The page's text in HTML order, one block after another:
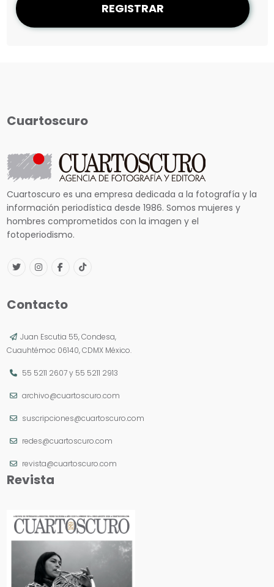
REGISTRAR
Cuartoscuro
Cuartoscuro es una empresa dedicada a la fotografía y la
información periodística desde 1986. Somos mujeres y
hombres comprometidos con la imagen y el
fotoperiodismo.
Contacto
Juan Escutia 55, Condesa,
Cuauhtémoc 06140, CDMX México.
55 5211 2607y 55 5211 2913
archivo@cuartoscuro.com
suscripciones@cuartoscuro.com
redes@cuartoscuro.com
revista@cuartoscuro.com
Revista